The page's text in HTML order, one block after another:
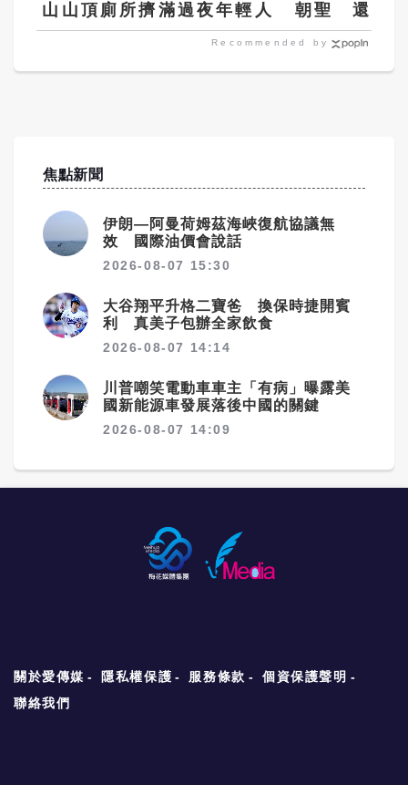
山山頂廁所擠滿過夜年輕人
朝聖 還能
萌翻
Recommended by
焦點新聞
伊朗—阿曼荷姆茲海峽復航協議無
效 國際油價會說話
2026-08-07 15:30
大谷翔平升格二寶爸 換保時捷開賓
利 真美子包辦全家飲食
2026-08-07 14:14
川普嘲笑電動車車主「有病」曝露美
國新能源車發展落後中國的關鍵
2026-08-07 14:09
關於愛傳媒 隱私權保護 服務條款
個資保護聲明
聯絡我們